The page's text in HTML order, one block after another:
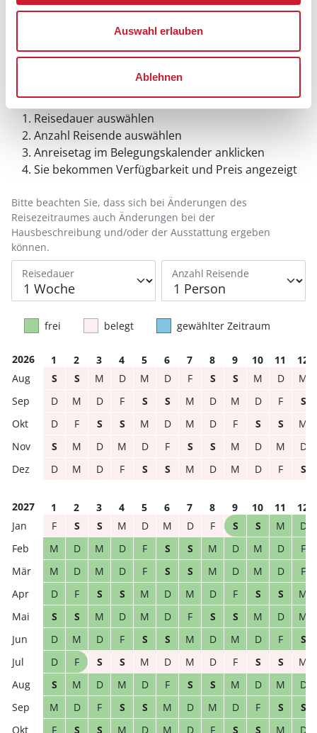
Auswahl erlauben
Ablehnen
Belegungskalender
Reisedauer auswählen
Anzahl Reisende auswählen
Anreisetag im Belegungskalender anklicken
Sie bekommen Verfügbarkeit und Preis angezeigt
Reisedauer Anzahl Reisende
Bitte beachten Sie, dass sich bei Änderungen des
Reisezeitraumes auch Änderungen bei der
Hausbeschreibung und/oder der Ausstattung ergeben
können.
frei belegt gewählter Zeitraum
2026 1 2 3 4 5 6 7 8 9 10 11
12
S
S M D M D F S S M D
M
D
M D F S S M D M D F
S
D
F S S M D M D F S S
M
S
M D M D F S S M D M
D
D
M D F S S M D M D F S
2027 1 2 3 4 5 6 7 8 9 10 11
12
F
S S M D M D F S S M
D
M
D M D F S S M D M D
F
M
D M D F S S M D M D
F
D
F S S M D M D F S S
M
S
S M D M D F S S M D
M
D
M D F S S M D M D F
S
D
F S S M D M D F S S
M
S
M D M D F S S M D M
D
M
D F S S M D M D F S
S
F
S S M D M D F S S M D